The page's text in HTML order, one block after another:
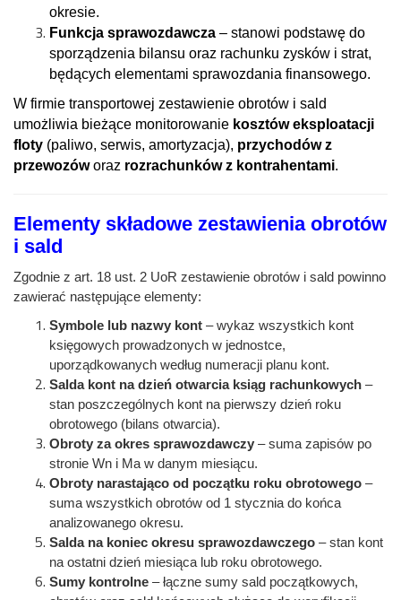
okresie.
Funkcja sprawozdawcza – stanowi podstawę do
sporządzenia bilansu oraz rachunku zysków i strat,
będących elementami sprawozdania finansowego.
W firmie transportowej zestawienie obrotów i sald
umożliwia bieżące monitorowanie kosztów eksploatacji
floty (paliwo, serwis, amortyzacja), przychodów z
przewozóworaz rozrachunków z kontrahentami.
Elementy składowe zestawienia obrotów
i sald
Zgodnie z art. 18 ust. 2 UoR zestawienie obrotów i sald powinno
zawierać następujące elementy:
Symbole lub nazwy kont – wykaz wszystkich kont
księgowych prowadzonych w jednostce,
uporządkowanych według numeracji planu kont.
Salda kont na dzień otwarcia ksiąg rachunkowych –
stan poszczególnych kont na pierwszy dzień roku
obrotowego (bilans otwarcia).
Obroty za okres sprawozdawczy – suma zapisów po
stronie Wn i Ma w danym miesiącu.
Obroty narastająco od początku roku obrotowego –
suma wszystkich obrotów od 1 stycznia do końca
analizowanego okresu.
Salda na koniec okresu sprawozdawczego – stan kont
na ostatni dzień miesiąca lub roku obrotowego.
Sumy kontrolne – łączne sumy sald początkowych,